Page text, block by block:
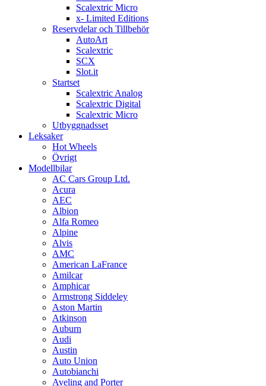
Scalextric Micro
x- Limited Editions
Reservdelar och Tillbehör
AutoArt
Scalextric
SCX
Slot.it
Startset
Scalextric Analog
Scalextric Digital
Scalextric Micro
Utbyggnadsset
Leksaker
Hot Wheels
Övrigt
Modellbilar
AC Cars Group Ltd.
Acura
AEC
Albion
Alfa Romeo
Alpine
Alvis
AMC
American LaFrance
Amilcar
Amphicar
Armstrong Siddeley
Aston Martin
Atkinson
Auburn
Audi
Austin
Auto Union
Autobianchi
Aveling and Porter